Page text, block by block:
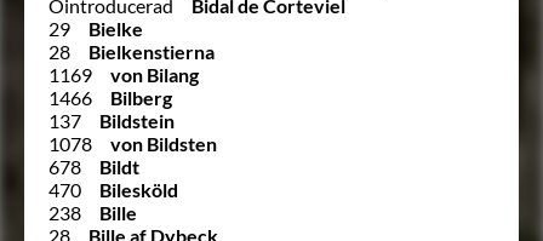
Ointroducerad
Bidal de Corteviel
29
Bielke
28
Bielkenstierna
1169
von Bilang
1466
Bilberg
137
Bildstein
1078
von Bildsten
678
Bildt
470
Bilesköld
238
Bille
28
Bille af Dybeck